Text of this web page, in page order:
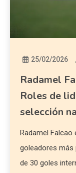
25/02/2026
Radamel
Roles de
selección
Radamel
goleadores más
de 30 goles